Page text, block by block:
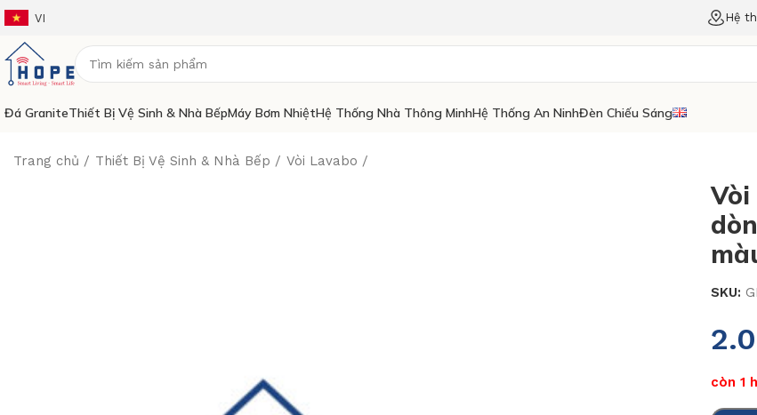
VI Hệ
Đá GraniteThiết Bị Vệ Sinh & Nhà BếpMáy Bơm NhiệtHệ Thống Nhà Thông MinhHệ Thống An NinhĐèn Chiếu Sáng
Trang chủ Thiết Bị Vệ Sinh & Nhà Bếp Vòi Lavabo
Vòi
SKU:
còn 1